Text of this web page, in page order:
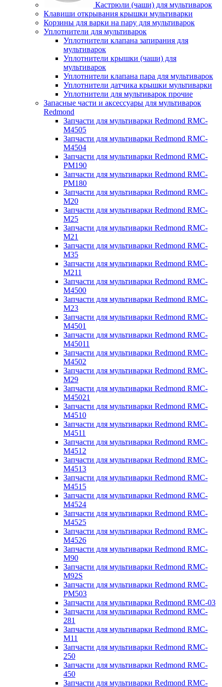
Кастрюли (чаши) для мультиварок
Клавиши открывания крышки мультиварки
Корзины для варки на пару для мультиварок
Уплотнители для мультиварок
Уплотнители клапана запирания для
мультиварок
Уплотнители крышки (чаши) для
мультиварок
Уплотнители клапана пара для мультиварок
Уплотнители датчика крышки мультиварки
Уплотнители для мультиварок прочие
Запасные части и аксессуары для мультиварок
Redmond
Запчасти для мультиварки Redmond RMC-
M4505
Запчасти для мультиварки Redmond RMC-
M4504
Запчасти для мультиварки Redmond RMC-
PM190
Запчасти для мультиварки Redmond RMC-
PM180
Запчасти для мультиварки Redmond RMC-
M20
Запчасти для мультиварки Redmond RMC-
M25
Запчасти для мультиварки Redmond RMC-
M21
Запчасти для мультиварки Redmond RMC-
M35
Запчасти для мультиварки Redmond RMC-
M211
Запчасти для мультиварки Redmond RMC-
M4500
Запчасти для мультиварки Redmond RMC-
M23
Запчасти для мультиварки Redmond RMC-
M4501
Запчасти для мультиварки Redmond RMC-
M45011
Запчасти для мультиварки Redmond RMC-
M4502
Запчасти для мультиварки Redmond RMC-
M29
Запчасти для мультиварки Redmond RMC-
M45021
Запчасти для мультиварки Redmond RMC-
M4510
Запчасти для мультиварки Redmond RMC-
M4511
Запчасти для мультиварки Redmond RMC-
M4512
Запчасти для мультиварки Redmond RMC-
M4513
Запчасти для мультиварки Redmond RMC-
M4515
Запчасти для мультиварки Redmond RMC-
M4524
Запчасти для мультиварки Redmond RMC-
M4525
Запчасти для мультиварки Redmond RMC-
M4526
Запчасти для мультиварки Redmond RMC-
M90
Запчасти для мультиварки Redmond RMC-
M92S
Запчасти для мультиварки Redmond RMC-
PM503
Запчасти для мультиварки Redmond RMC-03
Запчасти для мультиварки Redmond RMC-
281
Запчасти для мультиварки Redmond RMC-
M11
Запчасти для мультиварки Redmond RMC-
250
Запчасти для мультиварки Redmond RMC-
450
Запчасти для мультиварки Redmond RMC-